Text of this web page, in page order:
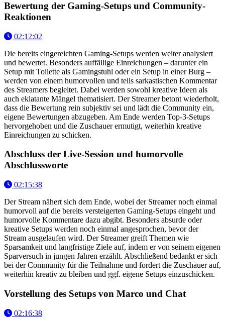
Bewertung der Gaming-Setups und Community-
Reaktionen
02:12:02
Die bereits eingereichten Gaming-Setups werden weiter analysiert
und bewertet. Besonders auffällige Einreichungen – darunter ein
Setup mit Toilette als Gamingstuhl oder ein Setup in einer Burg –
werden von einem humorvollen und teils sarkastischen Kommentar
des Streamers begleitet. Dabei werden sowohl kreative Ideen als
auch eklatante Mängel thematisiert. Der Streamer betont wiederholt,
dass die Bewertung rein subjektiv sei und lädt die Community ein,
eigene Bewertungen abzugeben. Am Ende werden Top-3-Setups
hervorgehoben und die Zuschauer ermutigt, weiterhin kreative
Einreichungen zu schicken.
Abschluss der Live-Session und humorvolle
Abschlussworte
02:15:38
Der Stream nähert sich dem Ende, wobei der Streamer noch einmal
humorvoll auf die bereits versteigerten Gaming-Setups eingeht und
humorvolle Kommentare dazu abgibt. Besonders absurde oder
kreative Setups werden noch einmal angesprochen, bevor der
Stream ausgelaufen wird. Der Streamer greift Themen wie
Sparsamkeit und langfristige Ziele auf, indem er von seinem eigenen
Sparversuch in jungen Jahren erzählt. Abschließend bedankt er sich
bei der Community für die Teilnahme und fordert die Zuschauer auf,
weiterhin kreativ zu bleiben und ggf. eigene Setups einzuschicken.
Vorstellung des Setups von Marco und Chat
02:16:38